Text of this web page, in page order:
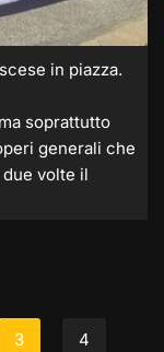
in piazza.
soprattutto
generali che
volte il
3 4